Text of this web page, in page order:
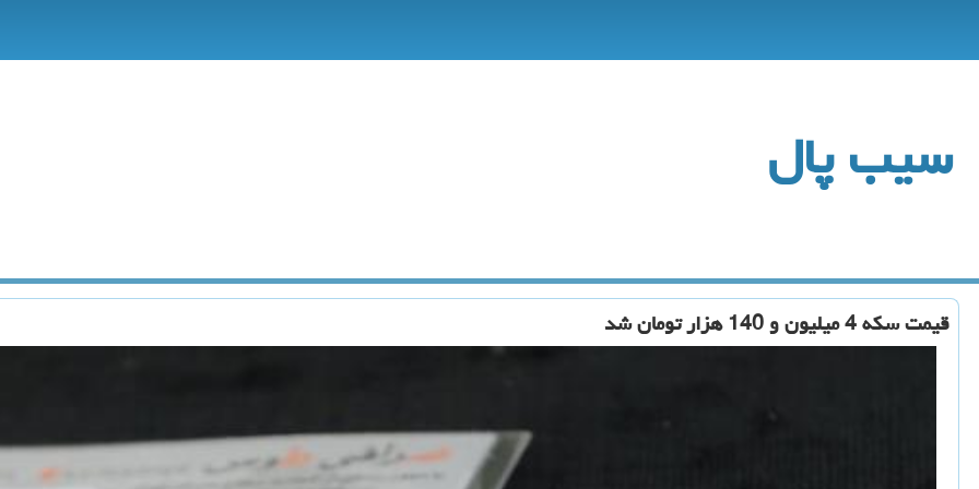
سیب پال
قیمت سكه 4 میلیون و 140 هزار تومان شد